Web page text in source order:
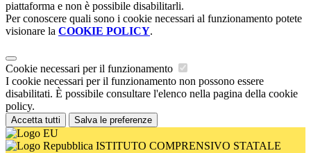
piattaforma e non è possibile disabilitarli.
Per conoscere quali sono i cookie necessari al funzionamento potete
visionare la COOKIE POLICY.
Cookie necessari per il funzionamento
I cookie necessari per il funzionamento non possono essere
disabilitati. È possibile consultare l'elenco nella pagina della cookie
policy.
Accetta tutti Salva le preferenze
ISTITUTO COMPRENSIVO STATALE